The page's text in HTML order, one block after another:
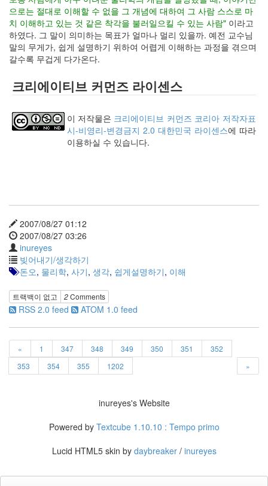
으로는 절대로 이해할 수 없을 그 개념에 대하여 그 사람 스스로 마
치 이해하고 있는 것 같은 착각을 불러일으킬 수 있는 사람" 이라고
하였다. 그 말이 의미하는 목표가 얼마나 멀리 있을까. 예전 교수님
말의 무게가, 쉽게 설명하기 위하여 어렵게 이해하는 과정을 겪으며
갈수록 무겁게 다가온다.
크리에이티브 커먼즈 라이센스
이 저작물은 크리에이티브 커먼즈 코리아 저작자표
시-비영리-변경금지 2.0 대한민국 라이센스에 따라
이용하실 수 있습니다.
2007/08/27 01:12
2007/08/27 03:26
inureyes
빚어내기/생각하기
돈오, 물리학, 사기, 생각, 쉽게설명하기, 이해
트랙백이 없고 2Comments
RSS 2.0 feed ATOM 1.0 feed
« 1 347 348 349 350 351
352
353
354 355 1202 »
어
계,
변
화,
슬
우
뉴
기
술,
심
사
블
로
그
정
비
병
치
우
8
playground
inureyes's Website
Powered by Textcube 1.10.10 : Tempo primo
Lucid HTML5 skin by daybreaker/ inureyes